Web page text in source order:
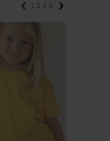
1 2 3 6